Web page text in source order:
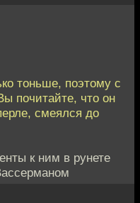
тоньше, поэтому с
почитайте, что он
смеялся до
к ним в рунете